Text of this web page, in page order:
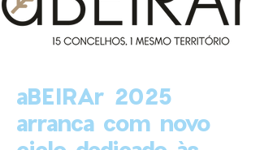
aBEIRAr 2025
arranca com novo